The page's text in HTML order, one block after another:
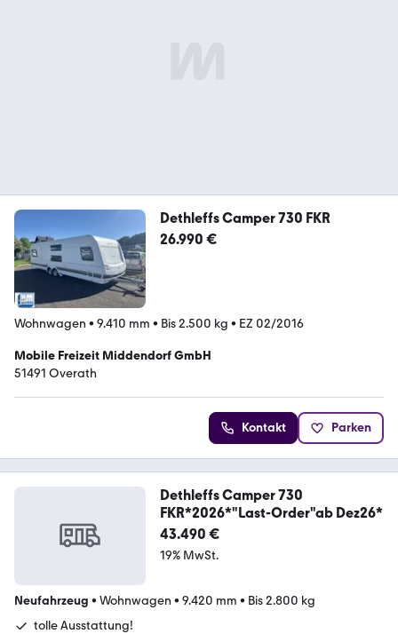
Dethleffs Camper 730 FKR
26.990 €
Wohnwagen • 9.410 mm • Bis 2.500 kg • EZ 02/2016
Mobile Freizeit Middendorf GmbH
51491 Overath
Kontakt Parken
Dethleffs Camper 730
FKR*2026*"Last-Order"ab Dez26*
43.490 €
19% MwSt.
Neufahrzeug • Wohnwagen • 9.420 mm • Bis 2.800 kg
tolle Ausstattung!